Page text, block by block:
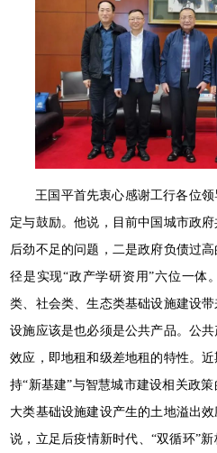
王国平首先衷心感谢工行各位
定与鼓励。他说，目前中国城市政
后劲不足的问题，二是政府负债过
径是实现“政产学研资用”六位一体
类、社会类、生态类基础设施建设
设施应该是也必须是公共产品。公
效应，即地租和级差地租的特性。
持“新基建”与智慧城市建设相关政
大类基础设施建设产生的土地溢出
说，立足后疫情新时代、“双循环”